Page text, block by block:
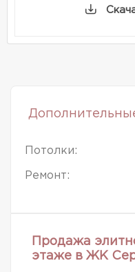
Потолки:
Ремонт:
Продажа
этаже в ЖК